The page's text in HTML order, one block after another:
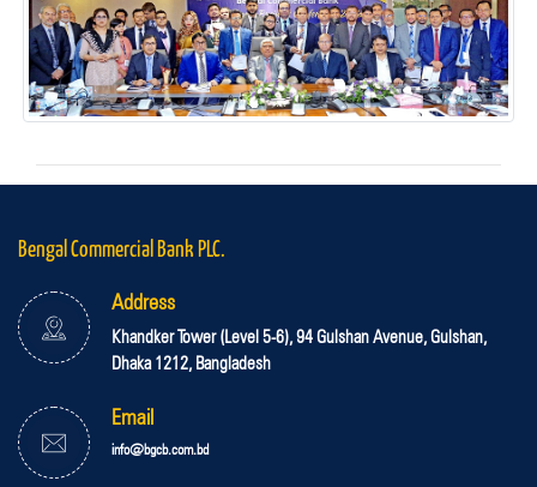
Bengal Commercial Bank PLC.
Address
Khandker Tower (Level 5-6), 94 Gulshan Avenue, Gulshan,
Dhaka 1212, Bangladesh
Email
info@bgcb.com.bd